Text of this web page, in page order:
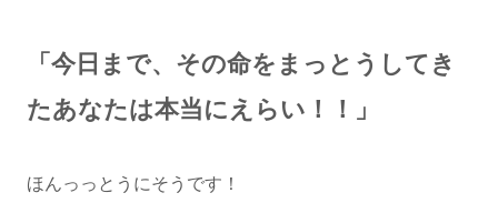
「今日まで、 その命をまっと う してき
たあなたは本当にえらい！！」
ほんっっとうにそうです！